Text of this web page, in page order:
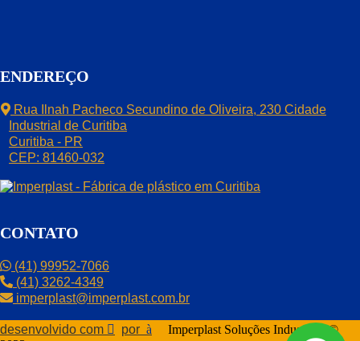
ENDEREÇO
Rua Ilnah Pacheco Secundino de Oliveira, 230 Cidade
Industrial de Curitiba
Curitiba - PR
CEP: 81460-032
CONTATO
(41) 99952-7066
(41) 3262-4349
imperplast@imperplast.com.br
desenvolvido com por
Imperplast Soluções Industriais ©